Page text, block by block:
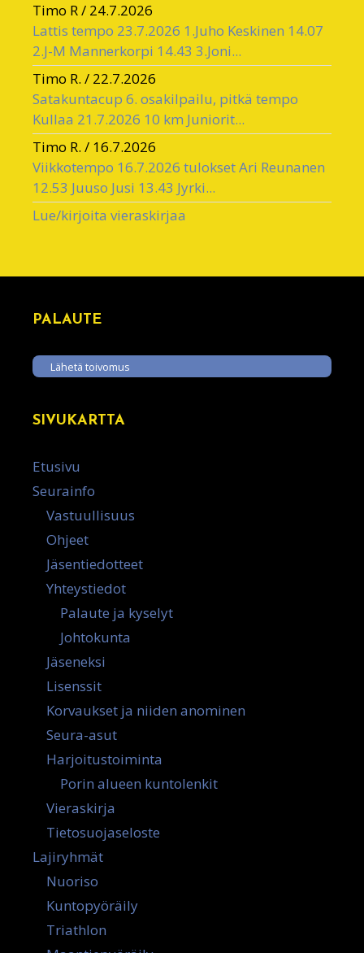
Timo R/ 24.7.2026
Lattis tempo 23.7.2026 1.Juho Keskinen 14.07
2.J-M Mannerkorpi 14.43 3.Joni...
Timo R. / 22.7.2026
Satakuntacup 6. osakilpailu, pitkä tempo
Kullaa 21.7.2026 10 km Juniorit...
Timo R. / 16.7.2026
Viikkotempo 16.7.2026 tulokset Ari Reunanen
12.53 Juuso Jusi 13.43 Jyrki...
Lue/kirjoita vieraskirjaa
PALAUTE
Lähetä toivomus
SIVUKARTTA
Etusivu
Seurainfo
Vastuullisuus
Ohjeet
Jäsentiedotteet
Yhteystiedot
Palaute ja kyselyt
Johtokunta
Jäseneksi
Lisenssit
Korvaukset ja niiden anominen
Seura-asut
Harjoitustoiminta
Porin alueen kuntolenkit
Vieraskirja
Tietosuojaseloste
Lajiryhmät
Nuoriso
Kuntopyöräily
Triathlon